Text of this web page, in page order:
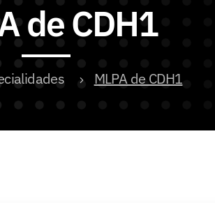
de CDH1
MLPA de CDH1